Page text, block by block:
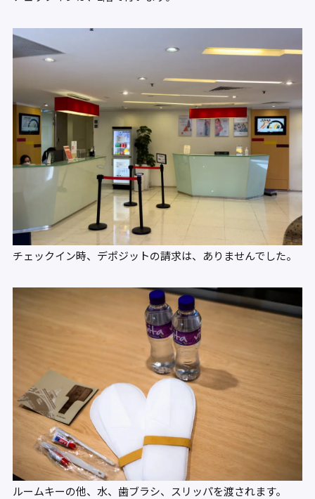
チェックイン時、デポジットの請求は、ありませんでした。
ルームキーの他、水、歯ブラシ、スリッパを渡されます。